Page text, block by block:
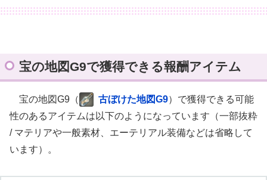
宝の地図G9で獲得できる報酬アイテム
宝の地図G9（ 古ぼけた地図G9）で獲得できる可能
性のあるアイテムは以下のようになっています（一部抜粋
/ マテリアや一般素材、エーテリアル装備などは省略して
います）。